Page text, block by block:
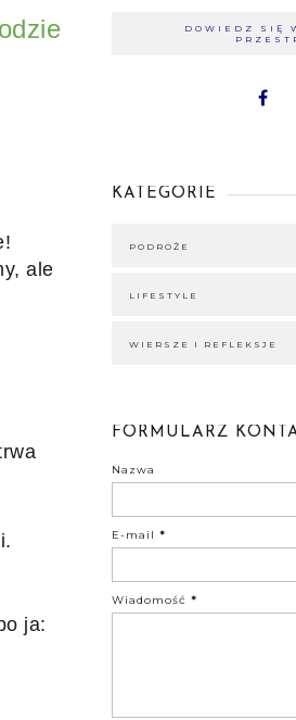
ale
ja:
DOWIEDZ SIĘ
KATEGORIE
PODRÓŻE
LIFESTYLE
WIERSZE I REFLEKSJE
FORMULARZ
Nazwa
E-mail *
Wiadomość *